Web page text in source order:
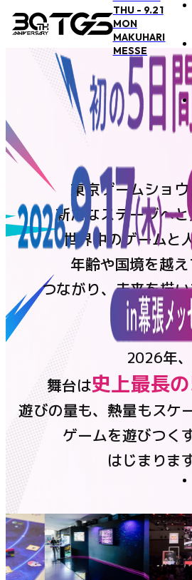
THU - 9.21
MON
MAKUHARI
MESSE
概要・アクセス
アクセス
オフィシャルサポータ
BOOSTERZ
注意事項
FAQ
お問い合わせ
ニュース
公式番組
イベントステージ
公式番組
イベントステージ
東京ゲームショウ
新たなステージへと
世界中のゲームと
年齢や国境を越え
つながり、未来を描
2026年、
舞台は史上最長の
遊びの量も、熱量もスケ
ゲームを遊びつく
はじまりま